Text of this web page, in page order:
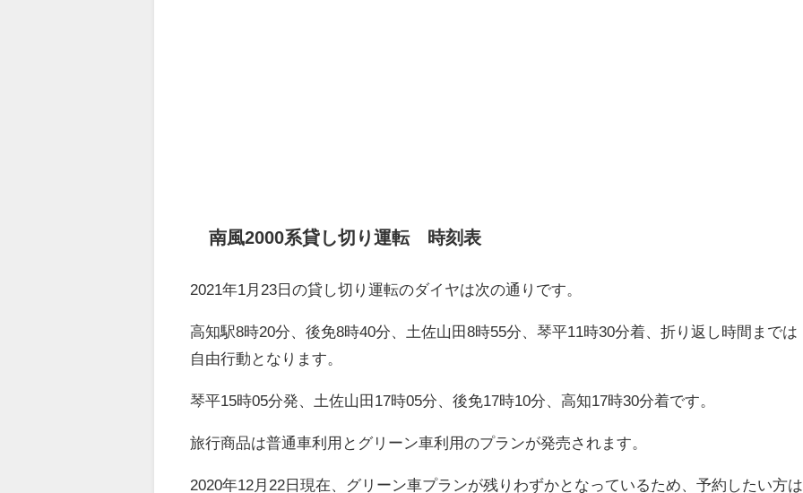
南風2000系貸し切り運転 時刻表
2021年1月23日の貸し切り運転のダイヤは次の通りです。
高知駅8時20分、後免8時40分、土佐山田8時55分、琴平11時30分着、折り返し時間までは
自由行動となります。
琴平15時05分発、土佐山田17時05分、後免17時10分、高知17時30分着です。
旅行商品は普通車利用とグリーン車利用のプランが発売されます。
2020年12月22日現在、グリーン車プランが残りわずかとなっているため、予約したい方は